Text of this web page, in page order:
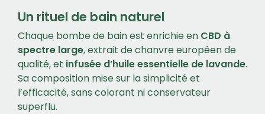
Un rituel de bain naturel
Chaque bombe de bain est enrichie en CBD à
spectre large, extrait de chanvre européen de
qualité, et infusée d’huile essentielle de lavande.
Sa composition mise sur la simplicité et
l’efficacité, sans colorant ni conservateur
superflu.